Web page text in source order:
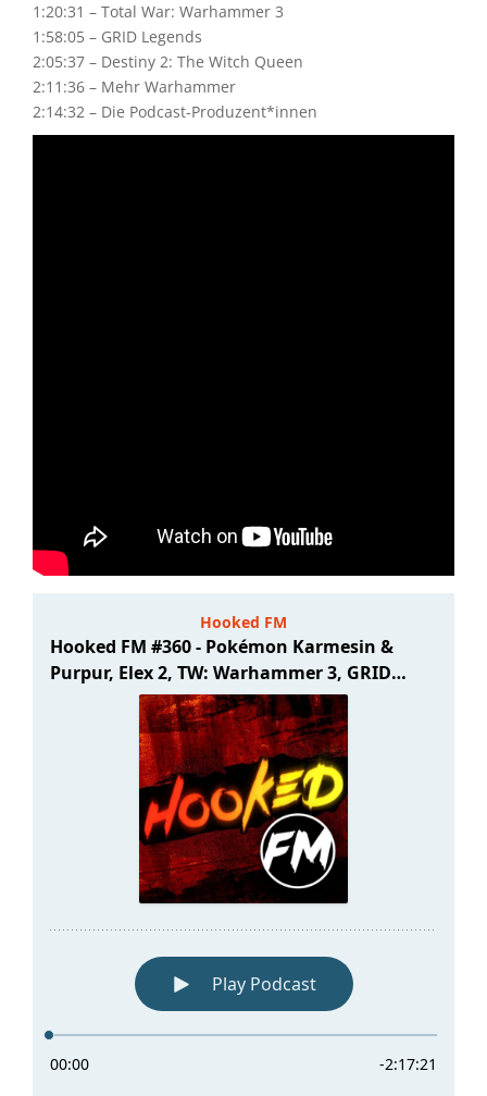
1:20:31 – Total War: Warhammer 3
1:58:05 – GRID Legends
2:05:37 – Destiny 2: The Witch Queen
2:11:36 – Mehr Warhammer
2:14:32 – Die Podcast-Produzent*innen